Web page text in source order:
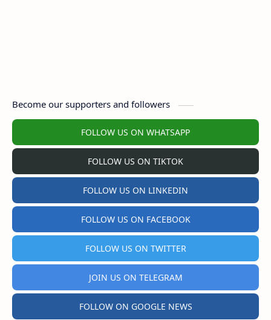
Become our supporters and followers
FOLLOW US ON WHATSAPP
FOLLOW US ON TIKTOK
FOLLOW US ON LINKEDIN
FOLLOW US ON FACEBOOK
FOLLOW US ON TWITTER
JOIN US ON TELEGRAM
FOLLOW ON GOOGLE NEWS